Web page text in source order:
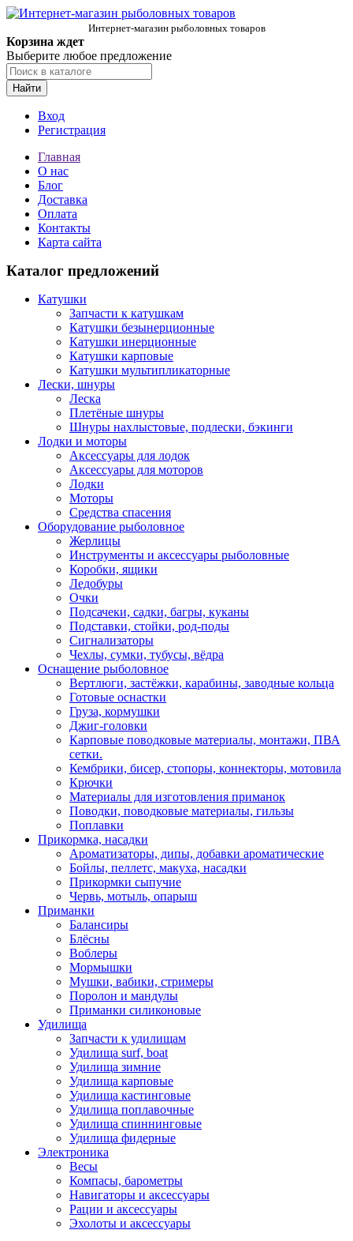
Интернет-магазин рыболовных товаров
Корзина ждет
Выберите любое предложение
Найти
Вход
Регистрация
Главная
О нас
Блог
Доставка
Оплата
Контакты
Карта сайта
Каталог предложений
Катушки
Запчасти к катушкам
Катушки безынерционные
Катушки инерционные
Катушки карповые
Катушки мультипликаторные
Лески, шнуры
Леска
Плетёные шнуры
Шнуры нахлыстовые, подлески, бэкинги
Лодки и моторы
Аксессуары для лодок
Аксессуары для моторов
Лодки
Моторы
Средства спасения
Оборудование рыболовное
Жерлицы
Инструменты и аксессуары рыболовные
Коробки, ящики
Ледобуры
Очки
Подсачеки, садки, багры, куканы
Подставки, стойки, род-поды
Сигнализаторы
Чехлы, сумки, тубусы, вёдра
Оснащение рыболовное
Вертлюги, застёжки, карабины, заводные кольца
Готовые оснастки
Груза, кормушки
Джиг-головки
Карповые поводковые материалы, монтажи, ПВА
сетки.
Кембрики, бисер, стопоры, коннекторы, мотовила
Крючки
Материалы для изготовления приманок
Поводки, поводковые материалы, гильзы
Поплавки
Прикормка, насадки
Ароматизаторы, дипы, добавки ароматические
Бойлы, пеллетс, макуха, насадки
Прикормки сыпучие
Червь, мотыль, опарыш
Приманки
Балансиры
Блёсны
Воблеры
Мормышки
Мушки, вабики, стримеры
Поролон и мандулы
Приманки силиконовые
Удилища
Запчасти к удилищам
Удилища surf, boat
Удилища зимние
Удилища карповые
Удилища кастинговые
Удилища поплавочные
Удилища спиннинговые
Удилища фидерные
Электроника
Весы
Компасы, барометры
Навигаторы и аксессуары
Рации и аксессуары
Эхолоты и аксессуары